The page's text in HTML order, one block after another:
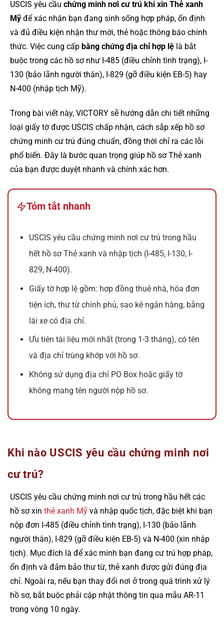
USCIS yêu cầu chứng minh nơi cư trú khi xin Thẻ xanh
Mỹ để xác nhận bạn đang sinh sống hợp pháp, ổn định
và đủ điều kiện nhận thư mời, thẻ hoặc thông báo chính
thức. Việc cung cấp bằng chứng địa chỉ hợp lệ là bắt
buộc trong các hồ sơ như I-485 (điều chỉnh tình trạng), I-
130 (bảo lãnh người thân), I-829 (gỡ điều kiện EB-5) hay
N-400 (nhập tịch Mỹ).
Trong bài viết này, VICTORY sẽ hướng dẫn chi tiết những
loại giấy tờ được USCIS chấp nhận, cách sắp xếp hồ sơ
chứng minh cư trú đúng chuẩn, đồng thời chỉ ra các lỗi
phổ biến. Đây là bước quan trọng giúp hồ sơ Thẻ xanh
của bạn được duyệt nhanh và chính xác hơn.
Tóm tắt nhanh
USCIS yêu cầu chứng minh nơi cư trú trong hầu
hết hồ sơ Thẻ xanh và nhập tịch (I-485, I-130, I-
829, N-400).
Giấy tờ hợp lệ gồm: hợp đồng thuê nhà, hóa đơn
tiện ích, thư từ chính phủ, sao kê ngân hàng, bằng
lái xe có địa chỉ.
Ưu tiên tài liệu mới nhất (trong 1-3 tháng), có tên
và địa chỉ trùng khớp với hồ sơ.
Không sử dụng địa chỉ PO Box hoặc giấy tờ
không mang tên người nộp hồ sơ.
Khi nào USCIS yêu cầu chứng minh nơi
cư trú?
USCIS yêu cầu chứng minh nơi cư trú trong hầu hết các
hồ sơ xin thẻ xanh Mỹ và nhập quốc tịch, đặc biệt khi bạn
nộp đơn I-485 (điều chỉnh tình trạng), I-130 (bảo lãnh
người thân), I-829 (gỡ điều kiện EB-5) và N-400 (xin nhập
tịch). Mục đích là để xác minh bạn đang cư trú hợp pháp,
ổn định và đảm bảo thư từ, thẻ xanh được gửi đúng địa
chỉ. Ngoài ra, nếu bạn thay đổi nơi ở trong quá trình xử lý
hồ sơ, bắt buộc phải cập nhật thông tin qua mẫu AR-11
trong vòng 10 ngày.